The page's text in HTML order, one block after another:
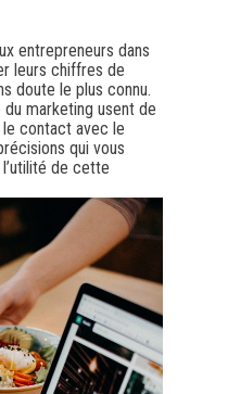
entrepreneurs dans
leurs chiffres de
doute le plus connu.
marketing usent de
contact avec le
qui vous
de cette